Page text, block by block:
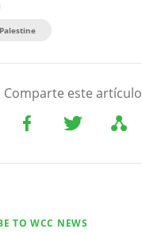
Comparte este artículo
TO WCC NEWS